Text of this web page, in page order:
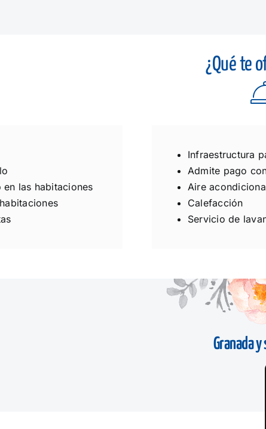
¿Qué te
en las habitaciones
Infraestructura
Admite pago
Aire
Calefacción
Servicio de
Granada